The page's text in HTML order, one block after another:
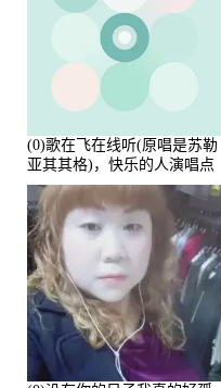
(0)歌在飞在线听(原唱是苏勒
亚其其格)，快乐的人演唱点
播:36次